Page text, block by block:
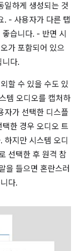
일하게 생성되는 것
. - 사용자가 다른 탭
습니다. - 반면 시
가 포함되어 있으
니다.
할 수 있을 수도 있
템 오디오를 캡처하
자가 선택한 디스플
한 경우 오디오 트
지만 시스템 오디
선택한 후 원격 참
을 들으면 혼란스러
다.